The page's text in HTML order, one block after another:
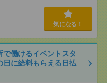
気になる！
で働けるイベントスタ
に給料もらえる日払